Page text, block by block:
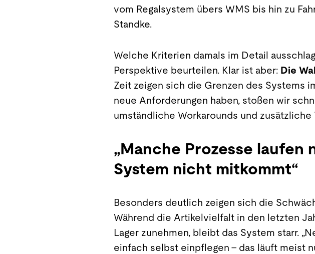
vom Regalsystem übers WMS bis hin zu
Standke.
Welche Kriterien damals im Detail
Perspektive beurteilen. Klar ist aber: Die
Zeit zeigen sich die Grenzen des Systems
neue Anforderungen haben, stoßen wir
umständliche Workarounds und
„Manche Prozesse laufen
System nicht mitkommt“
Besonders deutlich zeigen sich die
Während die Artikelvielfalt in den letzten
Lager zunehmen, bleibt das System starr.
einfach selbst einpflegen – das läuft meist